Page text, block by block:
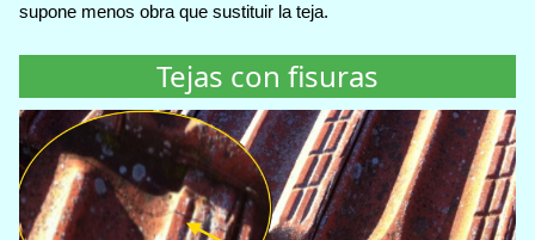
supone menos obra que sustituir la teja.
Tejas con fisuras